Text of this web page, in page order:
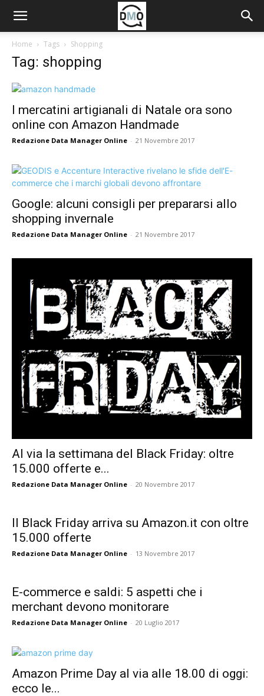
Home Tags Shopping
Tag: shopping
I mercatini artigianali di Natale ora sono
online con Amazon Handmade
Redazione Data Manager Online - 21 Novembre 2017
Google: alcuni consigli per prepararsi allo
shopping invernale
Redazione Data Manager Online - 21 Novembre 2017
Al via la settimana del Black Friday: oltre
15.000 offerte e...
Redazione Data Manager Online - 20 Novembre 2017
Il Black Friday arriva su Amazon.it con oltre
15.000 offerte
Redazione Data Manager Online - 13 Novembre 2017
E-commerce e saldi: 5 aspetti che i
merchant devono monitorare
Redazione Data Manager Online - 20 Luglio 2017
Amazon Prime Day al via alle 18.00 di oggi:
ecco le...